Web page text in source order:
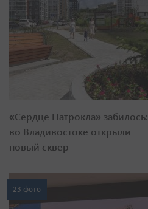
«Сердце Патрокла» забилось:
во Владивостоке открыли
новый сквер
23 фото